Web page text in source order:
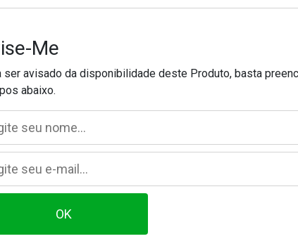
Me
ser avisado da disponibilidade deste Produto, basta
abaixo.